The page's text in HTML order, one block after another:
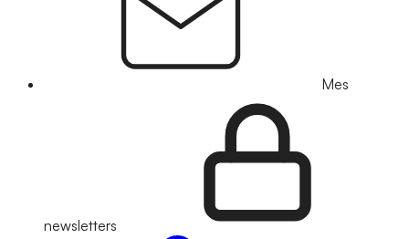
Mes
newsletters